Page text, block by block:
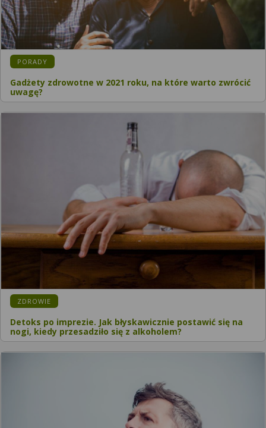
PORADY
Gadżety zdrowotne w 2021 roku, na które warto zwrócić
uwagę?
ZDROWIE
Detoks po imprezie. Jak błyskawicznie postawić się na
nogi, kiedy przesadziło się z alkoholem?